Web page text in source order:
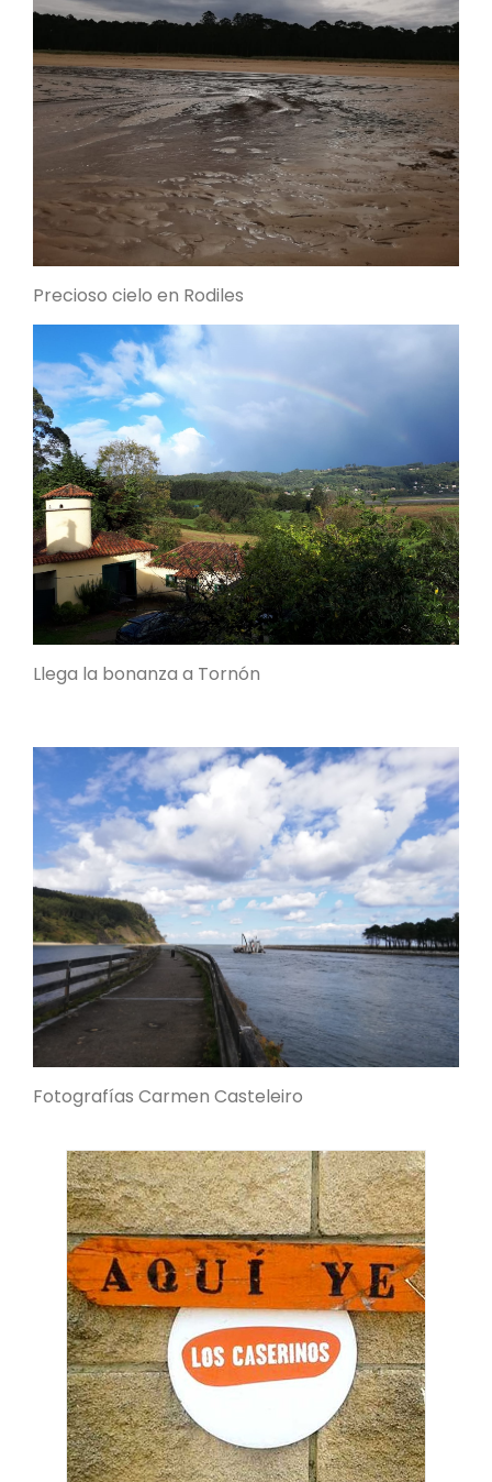
Precioso cielo en Rodiles
Llega la bonanza a Tornón
Fotografías Carmen Casteleiro